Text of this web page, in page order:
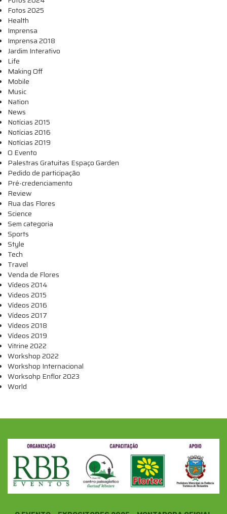
Fotos 2025
Health
Imprensa
Imprensa 2018
Jardim Interativo
Life
Making Off
Mobile
Music
Nation
News
Notícias 2015
Notícias 2016
Notícias 2019
O Evento
Palestras Gratuitas Espaço Garden
Pedido de participação
Pré-credenciamento
Review
Rua das Flores
Science
Sem categoria
Sports
Style
Tech
Travel
Venda de Flores
Vídeos 2014
Videos 2015
Vídeos 2016
Vídeos 2017
Vídeos 2018
Vídeos 2019
Vitrine 2022
Workshop 2022
Workshop Internacional
Worksohp Enflor 2023
World